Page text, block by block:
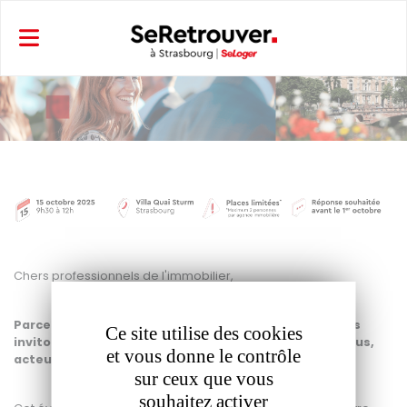
Chers professionnels de l'immobilier,
Parce que votre réussite est notre priorité, nous vous
invitons à un événement exceptionnel conçu pour vous,
acteurs clés du marché strasbourgeois.
Ce site utilise des cookies
et vous donne le contrôle
sur ceux que vous
souhaitez activer